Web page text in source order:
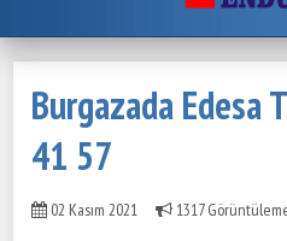
Burgazada Edesa
41 57
02 Kasım 2021 1317